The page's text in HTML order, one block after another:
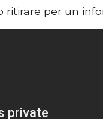
ritirare per un